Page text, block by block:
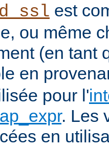
est
ou même
(en tant
en
pour l'
. Les
en